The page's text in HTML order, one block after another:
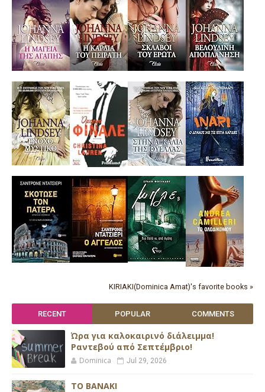
KIRIAKI(Dominica Amat)'s favorite books »
RECENT POPULAR COMMENTS
Ώρα για καλοκαιρινό διάλειμμα!
Ραντεβού από Σεπτέμβριο!
Dominica Jul 29, 2026
ΤΟ ΒΑΝΑΚΙ